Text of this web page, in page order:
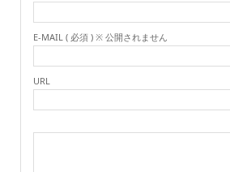
E-MAIL ( 必須 ) ※ 公開されません
URL